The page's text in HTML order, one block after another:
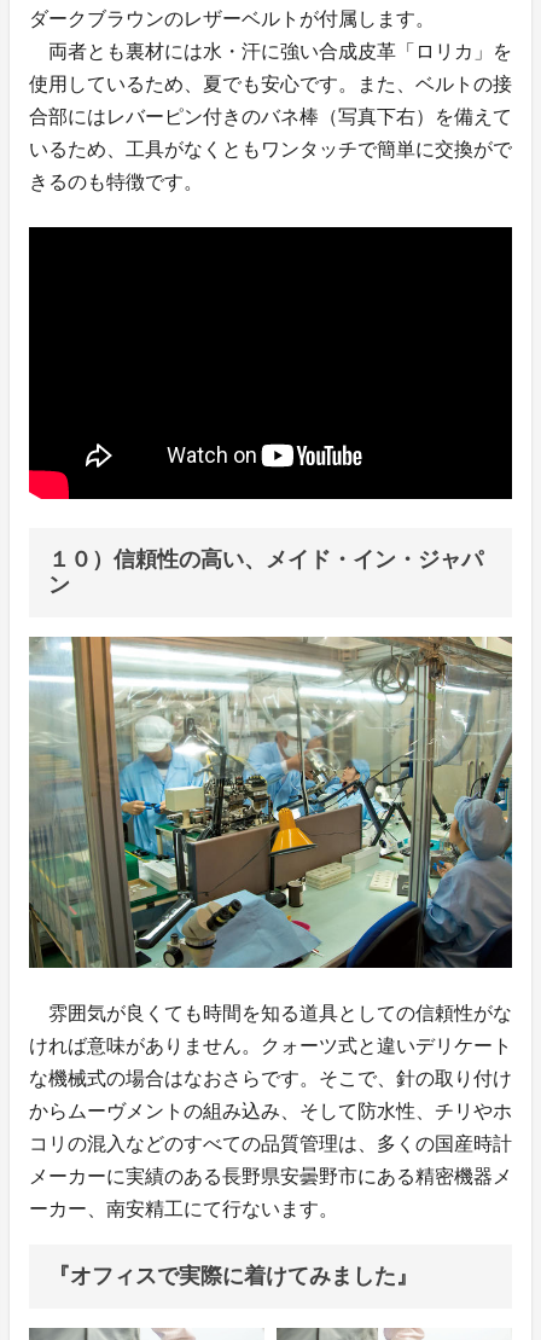
ダークブラウンのレザーベルトが付属します。
両者とも裏材には水・汗に強い合成皮革「ロリカ」を
使用しているため、夏でも安心です。また、ベルトの接
合部にはレバーピン付きのバネ棒（写真下右）を備えて
いるため、工具がなくともワンタッチで簡単に交換がで
きるのも特徴です。
１０）信頼性の高い、メイド・イン・ジャパ
ン
雰囲気が良くても時間を知る道具としての信頼性がな
ければ意味がありません。クォーツ式と違いデリケート
な機械式の場合はなおさらです。そこで、針の取り付け
からムーヴメントの組み込み、そして防水性、チリやホ
コリの混入などのすべての品質管理は、多くの国産時計
メーカーに実績のある長野県安曇野市にある精密機器メ
ーカー、南安精工にて行ないます。
『オフィスで実際に着けてみました』